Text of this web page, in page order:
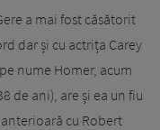
a mai fost căsătorit
dar și cu actrița Carey
nume Homer, acum
de ani), are și ea un fiu
cu Robert